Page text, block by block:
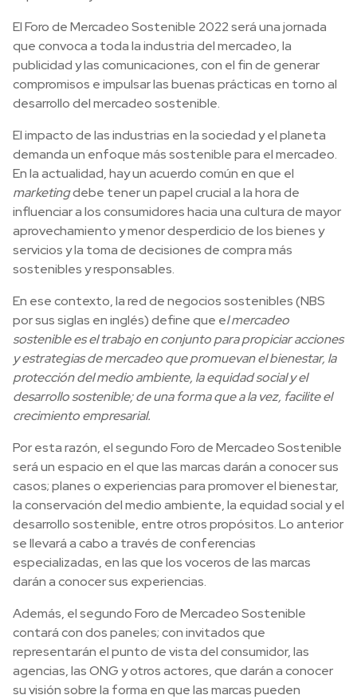
El Foro de Mercadeo Sostenible 2022 será una jornada
que convoca a toda la industria del mercadeo, la
publicidad y las comunicaciones, con el fin de generar
compromisos e impulsar las buenas prácticas en torno al
desarrollo del mercadeo sostenible.
El impacto de las industrias en la sociedad y el planeta
demanda un enfoque más sostenible para el mercadeo.
En la actualidad, hay un acuerdo común en que el
marketingdebe tener un papel crucial a la hora de
influenciar a los consumidores hacia una cultura de mayor
aprovechamiento y menor desperdicio de los bienes y
servicios y la toma de decisiones de compra más
sostenibles y responsables.
En ese contexto, la red de negocios sostenibles (NBS
por sus siglas en inglés) define que el mercadeo
sostenible es el trabajo en conjunto para propiciar acciones
y estrategias de mercadeo que promuevan el bienestar, la
protección del medio ambiente, la equidad social y el
desarrollo sostenible; de una forma que a la vez, facilite el
crecimiento empresarial.
Por esta razón, el segundo Foro de Mercadeo Sostenible
será un espacio en el que las marcas darán a conocer sus
casos; planes o experiencias para promover el bienestar,
la conservación del medio ambiente, la equidad social y el
desarrollo sostenible, entre otros propósitos. Lo anterior
se llevará a cabo a través de conferencias
especializadas, en las que los voceros de las marcas
darán a conocer sus experiencias.
Además, el segundo Foro de Mercadeo Sostenible
contará con dos paneles; con invitados que
representarán el punto de vista del consumidor, las
agencias, las ONG y otros actores, que darán a conocer
su visión sobre la forma en que las marcas pueden